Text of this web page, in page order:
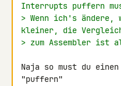
Interrupts puffern
> Wenn ich's ändere,
kleiner, die
> zum Assembler ist
Naja so must du
"puffern"